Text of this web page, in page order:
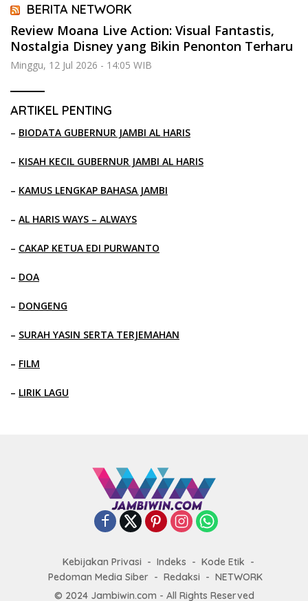
BERITA NETWORK
Review Moana Live Action: Visual Fantastis,
Nostalgia Disney yang Bikin Penonton Terharu
Minggu, 12 Jul 2026 - 14:05 WIB
ARTIKEL PENTING
– BIODATA GUBERNUR JAMBI AL HARIS
– KISAH KECIL GUBERNUR JAMBI AL HARIS
– KAMUS LENGKAP BAHASA JAMBI
– AL HARIS WAYS – ALWAYS
– CAKAP KETUA EDI PURWANTO
– DOA
– DONGENG
– SURAH YASIN SERTA TERJEMAHAN
– FILM
– LIRIK LAGU
Kebijakan Privasi Indeks
Kode Etik
Pedoman Media Siber
Redaksi
NETWORK
© 2024 Jambiwin.com - All Rights Reserved